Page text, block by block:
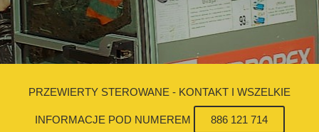
PRZEWIERTY STEROWANE - KONTAKT I WSZELKIE
INFORMACJE POD NUMEREM 886 121 714